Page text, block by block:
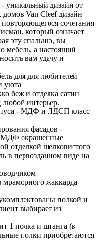
уникальный дизайн от
Van Cleef дизайн
сочетания
который означает
эту спальню, вы
мебель, а настоящий
вам удачу и
для для любителей
уюта
беж и отделка сатин
любой интерьер.
- МДФ и ЛДСП класс
фасадов -
МДФ окрашенные
отделкой шелковистого
в первозданном виде на
мраморного жаккарда
полкой и
выбирает из
1 полка и штанга (в
полки приобретаются